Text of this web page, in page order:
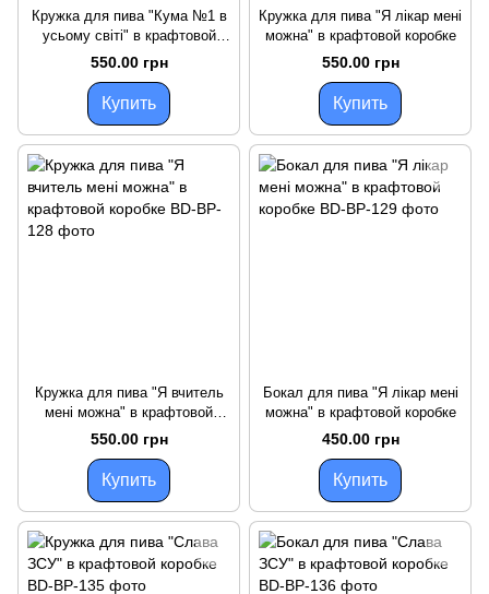
Кружка для пива "Кума №1 в
усьому світі" в крафтовой
коробке
550.00 грн
Купить
Кружка для пива "Я лікар мені
можна" в крафтовой коробке
550.00 грн
Купить
Кружка для пива "Я вчитель
мені можна" в крафтовой
коробке
550.00 грн
Купить
Бокал для пива "Я лікар мені
можна" в крафтовой коробке
450.00 грн
Купить